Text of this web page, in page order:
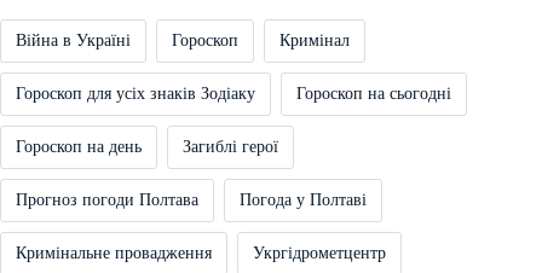
Війна в Україні Гороскоп Кримінал
Гороскоп для усіх знаків Зодіаку Гороскоп на сьогодні
Гороскоп на день Загиблі герої
Прогноз погоди Полтава Погода у Полтаві
Кримінальне провадження Укргідрометцентр